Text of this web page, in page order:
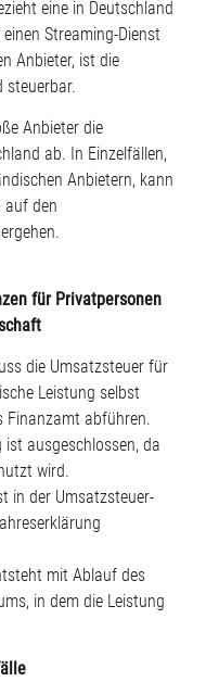
eine in Deutschland
Streaming-Dienst
Anbieter, ist die
steuerbar.
Anbieter die
ab. In Einzelfällen,
Anbietern, kann
auf den
für Privatpersonen
die Umsatzsteuer für
Leistung selbst
Finanzamt abführen.
ausgeschlossen, da
wird.
in der Umsatzsteuer-
mit Ablauf des
in dem die Leistung